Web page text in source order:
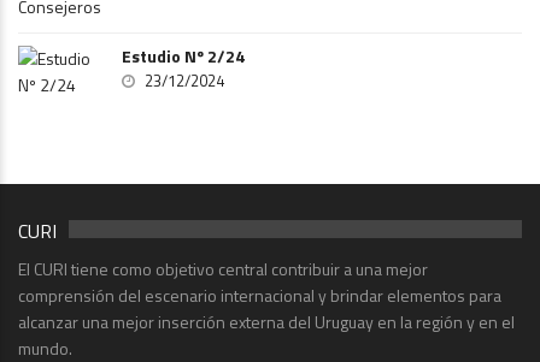
Estudio Nº 2/24
23/12/2024
CURI
El CURI tiene como objetivo central contribuir a una mejor
comprensión del escenario internacional y brindar elementos para
alcanzar una mejor inserción externa del Uruguay en la región y en el
mundo.